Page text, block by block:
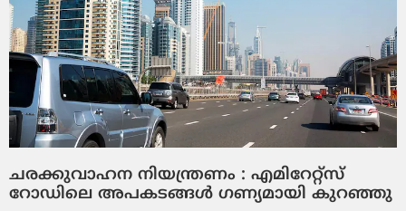
ചരക്കുവാഹന നിയന്ത്രണം : എമിറേറ്റ്സ്
റോഡിലെ അപകടങ്ങൾ ഗണ്യമായി കുറഞ്ഞു